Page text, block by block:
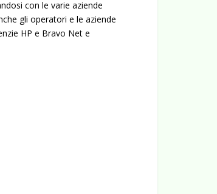
con le varie aziende
gli operatori e le aziende
HP e Bravo Net e